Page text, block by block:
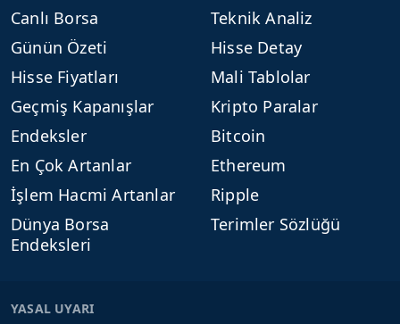
Canlı Borsa
Günün Özeti
Hisse Fiyatları
Geçmiş Kapanışlar
Endeksler
En Çok Artanlar
İşlem Hacmi Artanlar
Dünya Borsa
Endeksleri
Teknik Analiz
Hisse Detay
Mali Tablolar
Kripto Paralar
Bitcoin
Ethereum
Ripple
Terimler Sözlüğü
YASAL UYARI